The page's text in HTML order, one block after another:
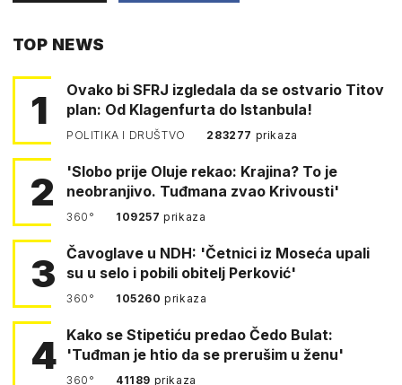
TOP NEWS
1
Ovako bi SFRJ izgledala da se ostvario Titov
plan: Od Klagenfurta do Istanbula!
POLITIKA I DRUŠTVO 283277 prikaza
2
'Slobo prije Oluje rekao: Krajina? To je
neobranjivo. Tuđmana zvao Krivousti'
360° 109257prikaza
3
Čavoglave u NDH: 'Četnici iz Moseća upali
su u selo i pobili obitelj Perković'
360° 105260prikaza
4 Kako se Stipetiću predao Čedo Bulat:
'Tuđman je htio da se prerušim u ženu'
360° 41189 prikaza